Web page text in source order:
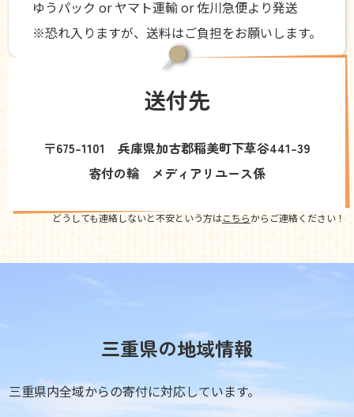
ゆうパック or ヤマト運輸 or 佐川急便より発送
※恐れ入りますが、送料はご負担をお願いします。
送付先
〒675-1101 兵庫県加古郡稲美町下草谷441-39
寄付の輪 メディアリユース係
どうしても連絡しないと不安という方はこちらからご連絡ください！
三重県の地域情報
三重県内全域からの寄付に対応しています。